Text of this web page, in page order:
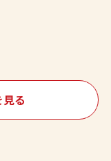
る